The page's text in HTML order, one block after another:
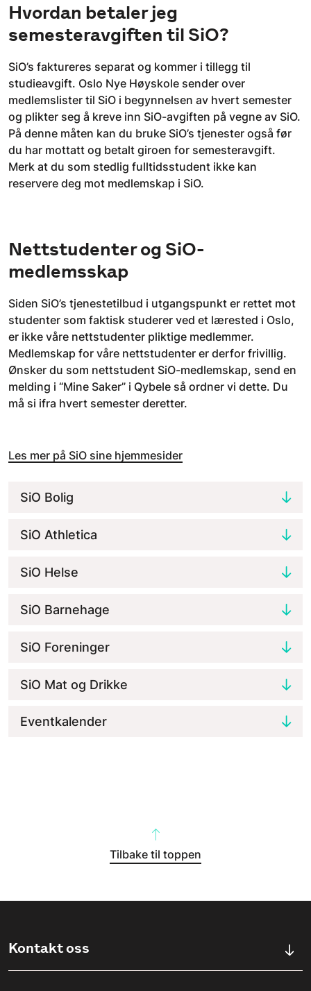
Hvordan betaler jeg
semesteravgiften til SiO?
SiO’s faktureres separat og kommer i tillegg til
studieavgift. Oslo Nye Høyskole sender over
medlemslister til SiO i begynnelsen av hvert semester
og plikter seg å kreve inn SiO-avgiften på vegne av SiO.
På denne måten kan du bruke SiO’s tjenester også før
du har mottatt og betalt giroen for semesteravgift.
Merk at du som stedlig fulltidsstudent ikke kan
reservere deg mot medlemskap i SiO.
Nettstudenter og SiO-
medlemsskap
Siden SiO’s tjenestetilbud i utgangspunkt er rettet mot
studenter som faktisk studerer ved et lærested i Oslo,
er ikke våre nettstudenter pliktige medlemmer.
Medlemskap for våre nettstudenter er derfor frivillig.
Ønsker du som nettstudent SiO-medlemskap, send en
melding i “Mine Saker” i Qybele så ordner vi dette. Du
må si ifra hvert semester deretter.
Les mer på SiO sine hjemmesider
SiO Bolig
SiO Athletica
SiO Helse
SiO Barnehage
SiO Foreninger
SiO Mat og Drikke
Eventkalender
Tilbake til toppen
Kontakt oss